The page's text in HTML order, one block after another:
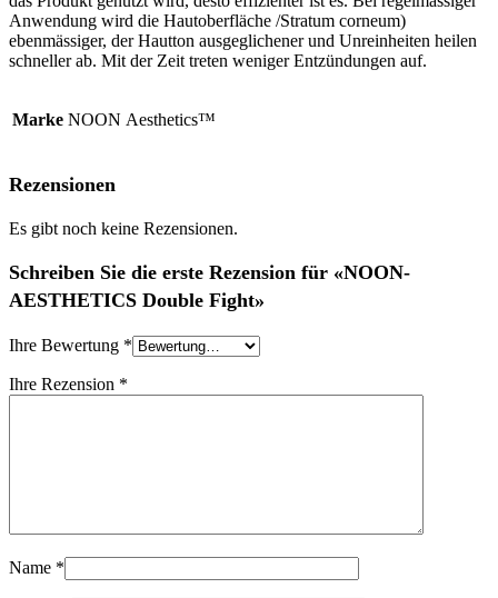
Anwendung wird die Hautoberfläche /Stratum corneum)
ebenmässiger, der Hautton ausgeglichener und Unreinheiten heilen
schneller ab. Mit der Zeit treten weniger Entzündungen auf.
Marke NOON Aesthetics™
Rezensionen
Es gibt noch keine Rezensionen.
Schreiben Sie die erste Rezension für «NOON-
AESTHETICS Double Fight»
Ihre Bewertung *
Ihre Rezension *
Name *